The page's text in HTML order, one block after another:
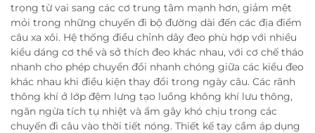
trọng từ vai sang các cơ trung tâm mạnh hơn, giảm mệt
mỏi trong những chuyến đi bộ đường dài đến các địa điểm
câu xa xôi. Hệ thống điều chỉnh dây đeo phù hợp với nhiều
kiểu dáng cơ thể và sở thích đeo khác nhau, với cơ chế tháo
nhanh cho phép chuyển đổi nhanh chóng giữa các kiểu đeo
khác nhau khi điều kiện thay đổi trong ngày câu. Các rãnh
thông khí ở lớp đệm lưng tạo luồng không khí lưu thông,
ngăn ngừa tích tụ nhiệt và ẩm gây khó chịu trong các
chuyến đi câu vào thời tiết nóng. Thiết kế tay cầm áp dụng